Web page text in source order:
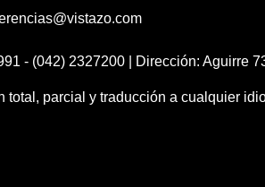
- (042) 2327200 | Dirección: Aguirre
total, parcial y traducción a cualquier